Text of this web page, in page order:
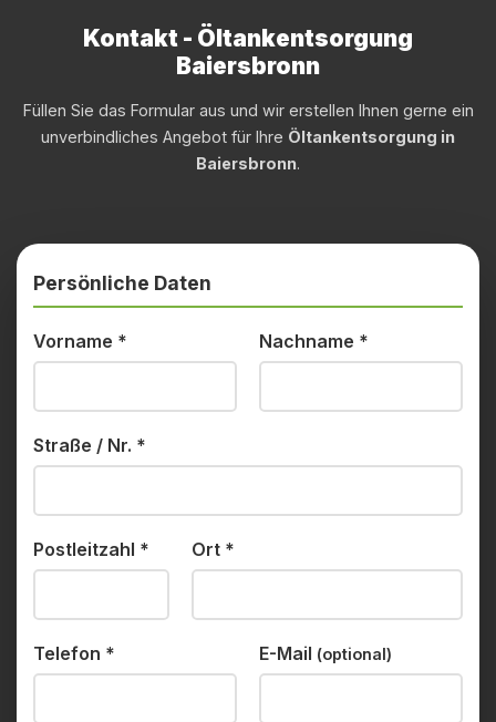
Kontakt - Öltankentsorgung
Baiersbronn
Füllen Sie das Formular aus und wir erstellen Ihnen gerne ein
unverbindliches Angebot für Ihre Öltankentsorgung in
Baiersbronn.
Persönliche Daten
Vorname * Nachname *
Straße / Nr. *
Postleitzahl * Ort *
Telefon * E-Mail (optional)